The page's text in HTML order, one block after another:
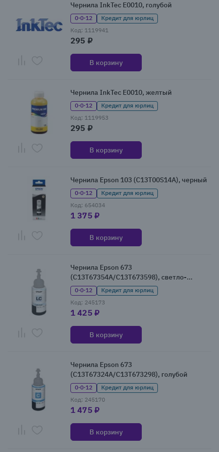
Чернила InkTec E0010, голубой
0·0·12
Кредит для юрлиц
Код: 1119941
295 ₽
В корзину
Чернила InkTec E0010, желтый
0·0·12
Кредит для юрлиц
Код: 1119953
295 ₽
В корзину
Чернила Epson 103 (C13T00S14A), черный
0·0·12
Кредит для юрлиц
Код: 654034
1 375 ₽
В корзину
Чернила Epson 673
(C13T67354A/C13T673598), светло-
голубой
0·0·12
Кредит для юрлиц
Код: 245173
1 425 ₽
В корзину
Чернила Epson 673
(C13T67324A/C13T673298), голубой
0·0·12
Кредит для юрлиц
Код: 245170
1 475 ₽
В корзину